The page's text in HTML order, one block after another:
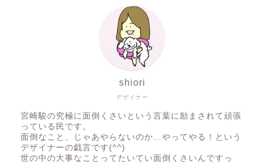
デザイナー
shiori
宮崎駿の究極に面倒くさいという言葉に励まされて頑張
っている民です。
面倒なこと、じゃあやらないのか…やってやる！という
デザイナーの戯言です(^^)
世の中の大事なことってたいてい面倒くさいんですっ